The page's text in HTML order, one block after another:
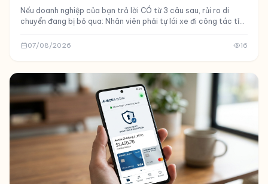
Nếu doanh nghiệp của bạn trả lời CÓ từ 3 câu sau, rủi ro di
chuyển đang bị bỏ qua: Nhân viên phải tự lái xe đi công tác tỉnh
07/08/2026 16